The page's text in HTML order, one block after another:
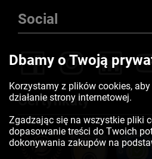
Social
Certyfikaty
Dbamy o Twoją
Korzystamy z plików cookies,
działanie strony internetowej.
Zgadzając się na wszystkie pliki
dopasowanie treści do Twoich
dokonywania zakupów na